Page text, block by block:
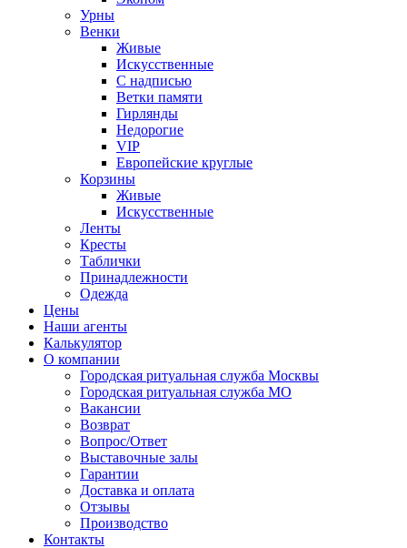
Урны
Венки
Живые
Искусственные
С надписью
Ветки памяти
Гирлянды
Недорогие
VIP
Европейские круглые
Корзины
Живые
Искусственные
Ленты
Кресты
Таблички
Принадлежности
Одежда
Цены
Наши агенты
Калькулятор
О компании
Городская ритуальная служба Москвы
Городская ритуальная служба МО
Вакансии
Возврат
Вопрос/Ответ
Выставочные залы
Гарантии
Доставка и оплата
Отзывы
Производство
Контакты